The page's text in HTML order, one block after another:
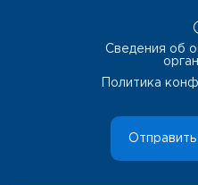
Сведения об
Политика